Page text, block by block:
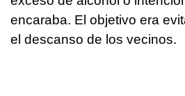
encaraba. El objetivo era
el descanso de los vecinos.